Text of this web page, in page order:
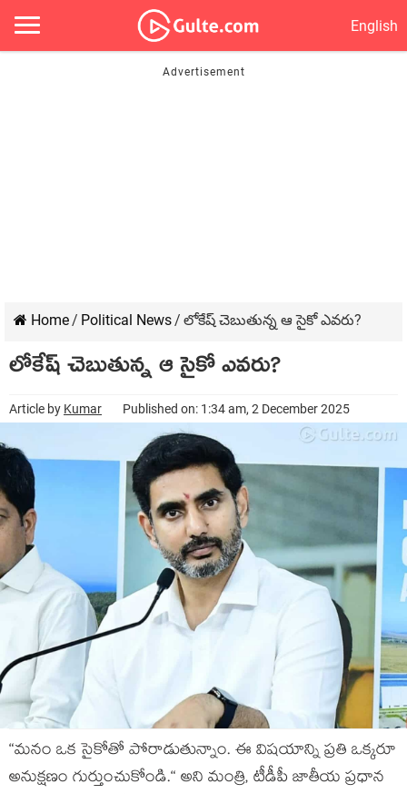
English
Home/ Political News/ లోకేష్ చెబుతున్న ఆ సైకో ఎవరు?
లోకేష్ చెబుతున్న ఆ సైకో ఎవరు?
Article by Kumar Published on: 1:34 am, 2 December 2025
“మనం ఒక సైకోతో పోరాడుతున్నాం. ఈ విష‌యాన్ని ప్ర‌తి ఒక్క‌రూ
అనుక్ష‌ణం గుర్తుంచుకోండి.“ అని మంత్రి, టీడీపీ జాతీయ ప్ర‌ధాన